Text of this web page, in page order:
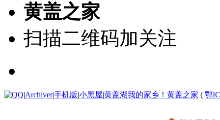
黄盖之家
扫描二维码加关注
|Archiver|手机版|小黑屋|黄盖湖我的家乡！黄盖之家 ( 鄂